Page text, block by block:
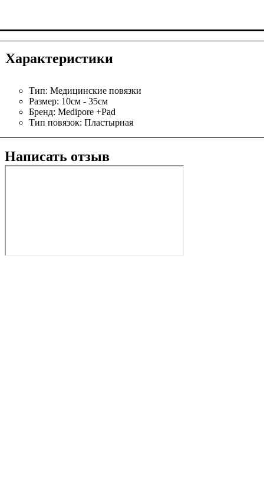
Характеристики
Тип: Медицинские повязки
Размер: 10см - 35см
Бренд: Medipore +Pad
Тип повязок: Пластырная
Написать отзыв